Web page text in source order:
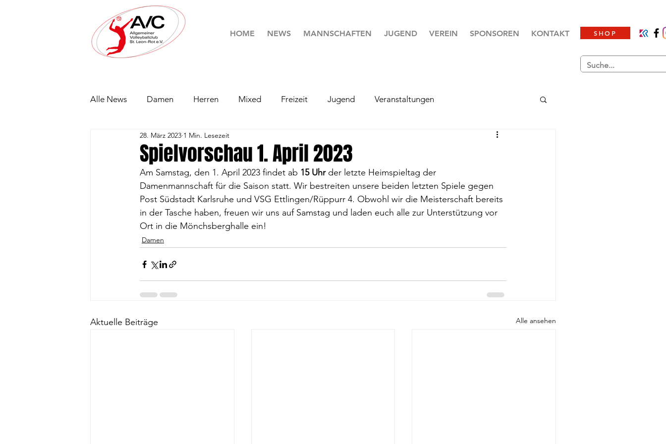
HOME NEWS MANNSCHAFTEN JUGEND VEREIN SPONSOREN KONTAKT SHOP
Alle News Damen Herren Mixed Freizeit Jugend Veranstaltungen
Spielvorschau 1. April 2023
28. März 2023 1 Min. Lesezeit
Am Samstag, den 1. April 2023 findet ab 15 Uhr der letzte Heimspieltag der
Damenmannschaft für die Saison statt. Wir bestreiten unsere beiden letzten Spiele gegen
Post Südstadt Karlsruhe und VSG Ettlingen/Rüppurr 4. Obwohl wir die Meisterschaft bereits
in der Tasche haben, freuen wir uns auf Samstag und laden euch alle zur Unterstützung vor
Ort in die Mönchsberghalle ein!
Damen
Aktuelle Beiträge Alle ansehen